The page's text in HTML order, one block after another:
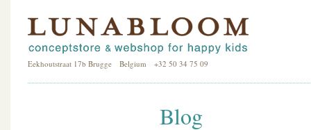
Eekhoutstraat 17b Brugge Belgium +32 50 34 75 09
Blog